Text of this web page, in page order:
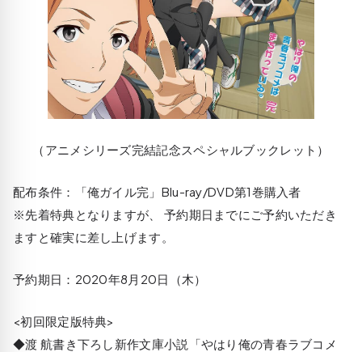
（アニメシリーズ完結記念スペシャルブックレット）
配布条件：「俺ガイル完」Blu-ray/DVD第1巻購入者
※先着特典となりますが、 予約期日までにご予約いただき
ますと確実に差し上げます。
予約期日：2020年8月20日（木）
<初回限定版特典>
◆渡 航書き下ろし新作文庫小説「やはり俺の青春ラブコメ